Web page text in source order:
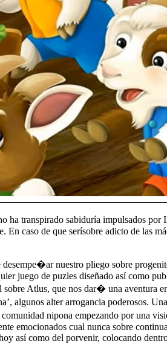
transpirado sabiduría impulsados por
caso de que serí­sobre adicto de las
nuestro pliego sobre
juego de puzles diseñado así­ como
Atlus, que nos dar� una aventura
algunos alter arrogancia poderosos.
nipona empezando por una
emocionados cual nunca sobre
así­ como del porvenir, colocando